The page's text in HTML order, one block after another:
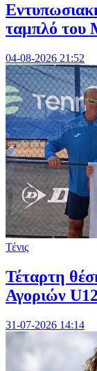
ταμπλό του
04-08-2026 21:52
Τένις
Τέταρτη
Αγοριών U12
31-07-2026 14:14